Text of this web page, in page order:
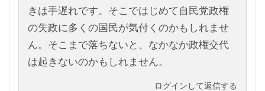
きは手遅れです。そこではじめて自民党政権
の失政に多くの国民が気付くのかもしれませ
ん。そこまで落ちないと、なかなか政権交代
は起きないのかもしれません。
ログインして返信する